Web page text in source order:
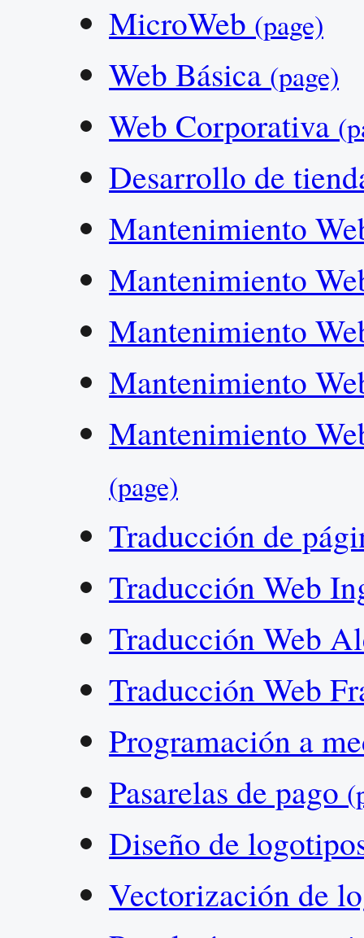
MicroWeb (page)
Web Básica (page)
Web Corporativa
Desarrollo de
Mantenimiento
Mantenimiento
Mantenimiento
Mantenimiento
Mantenimiento
(page)
Traducción de
Traducción Web
Traducción Web
Traducción Web
Programación a
Pasarelas de pago
Diseño de
Vectorización de